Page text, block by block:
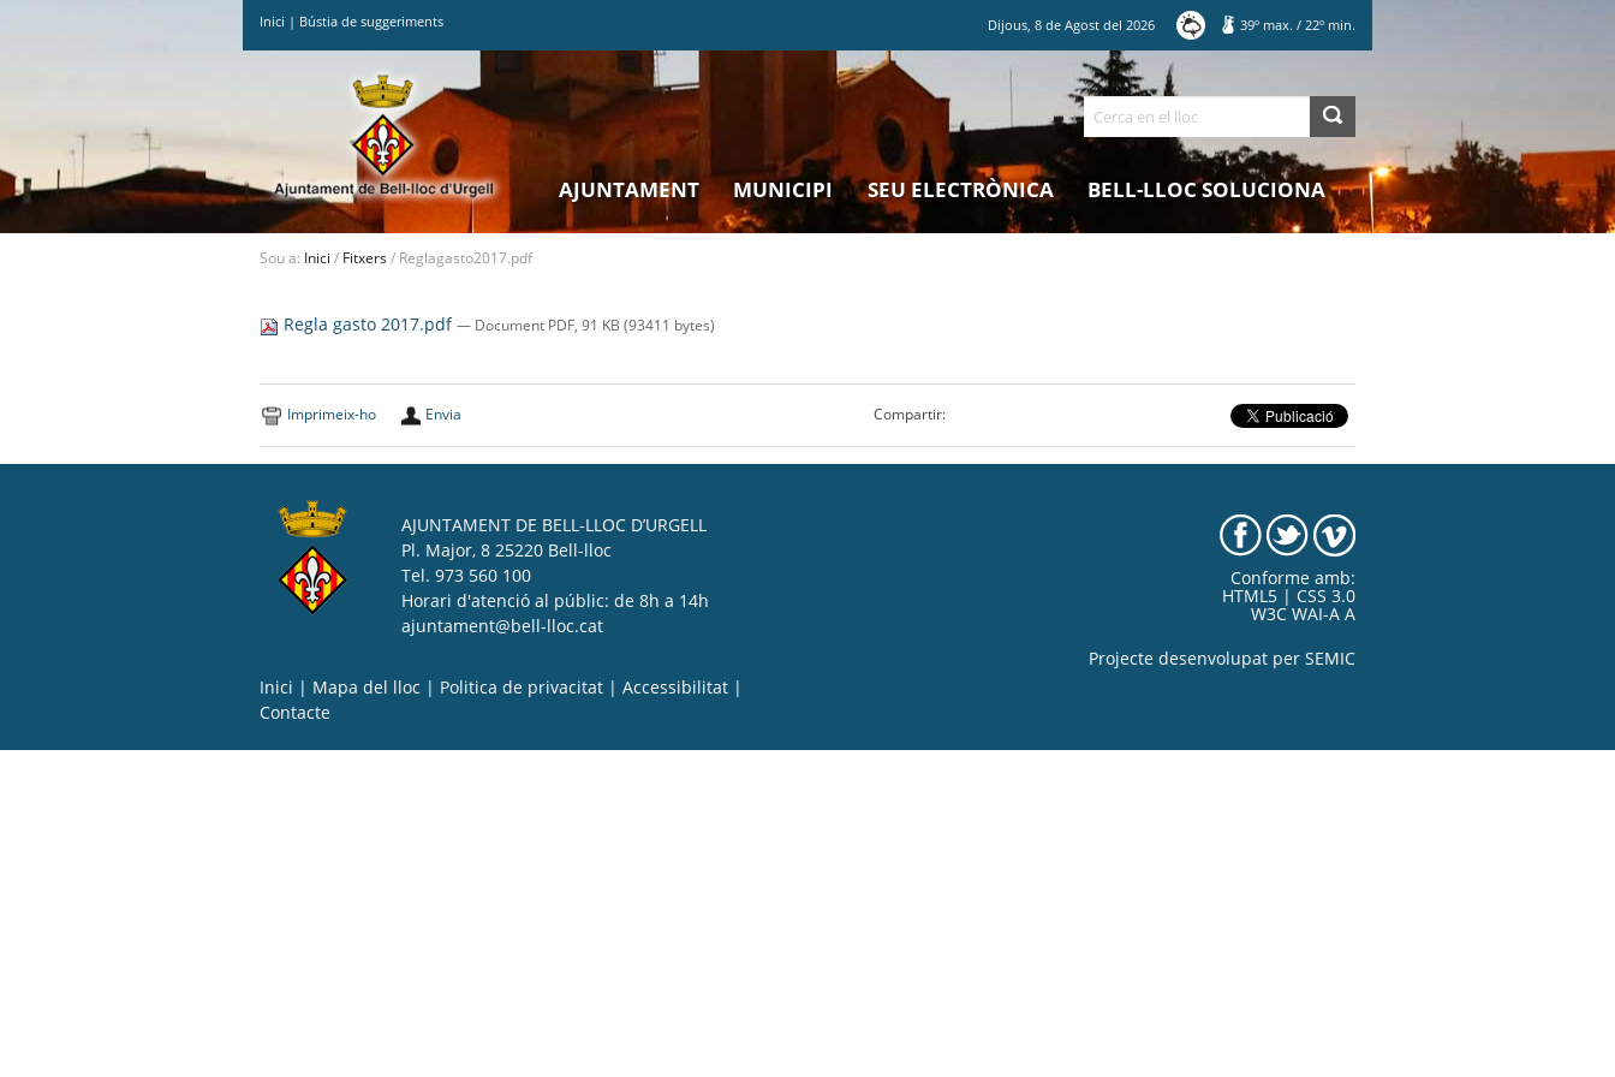
Inici | Bústia de suggeriments Dijous,8 deAgost del2026 39º max. / 22º min.
Cerca
AJUNTAMENT MUNICIPI SEU ELECTRÒNICA BELL-LLOC SOLUCIONA
Sou a: Inici / Fitxers/ Reglagasto2017.pdf
Regla gasto 2017.pdf— Document PDF, 91 KB (93411 bytes)
Imprimeix-ho Envia Compartir:
AJUNTAMENT DE BELL-LLOC D’URGELL
Pl. Major, 8 25220 Bell-lloc
Tel. 973 560 100
Horari d'atenció al públic: de 8h a 14h
ajuntament@bell-lloc.cat
Inici | Mapa del lloc | Politica de privacitat | Accessibilitat |
Contacte
Conforme amb:
HTML5 | CSS 3.0
W3C WAI-A A
Projecte desenvolupat per SEMIC